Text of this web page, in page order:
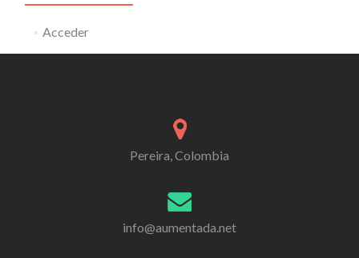
Acceder
Pereira, Colombia
info@aumentada.net